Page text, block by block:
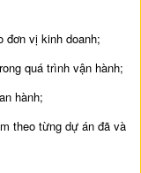
đơn vị kinh doanh;
quá trình vận hành;
hành;
theo từng dự án đã và